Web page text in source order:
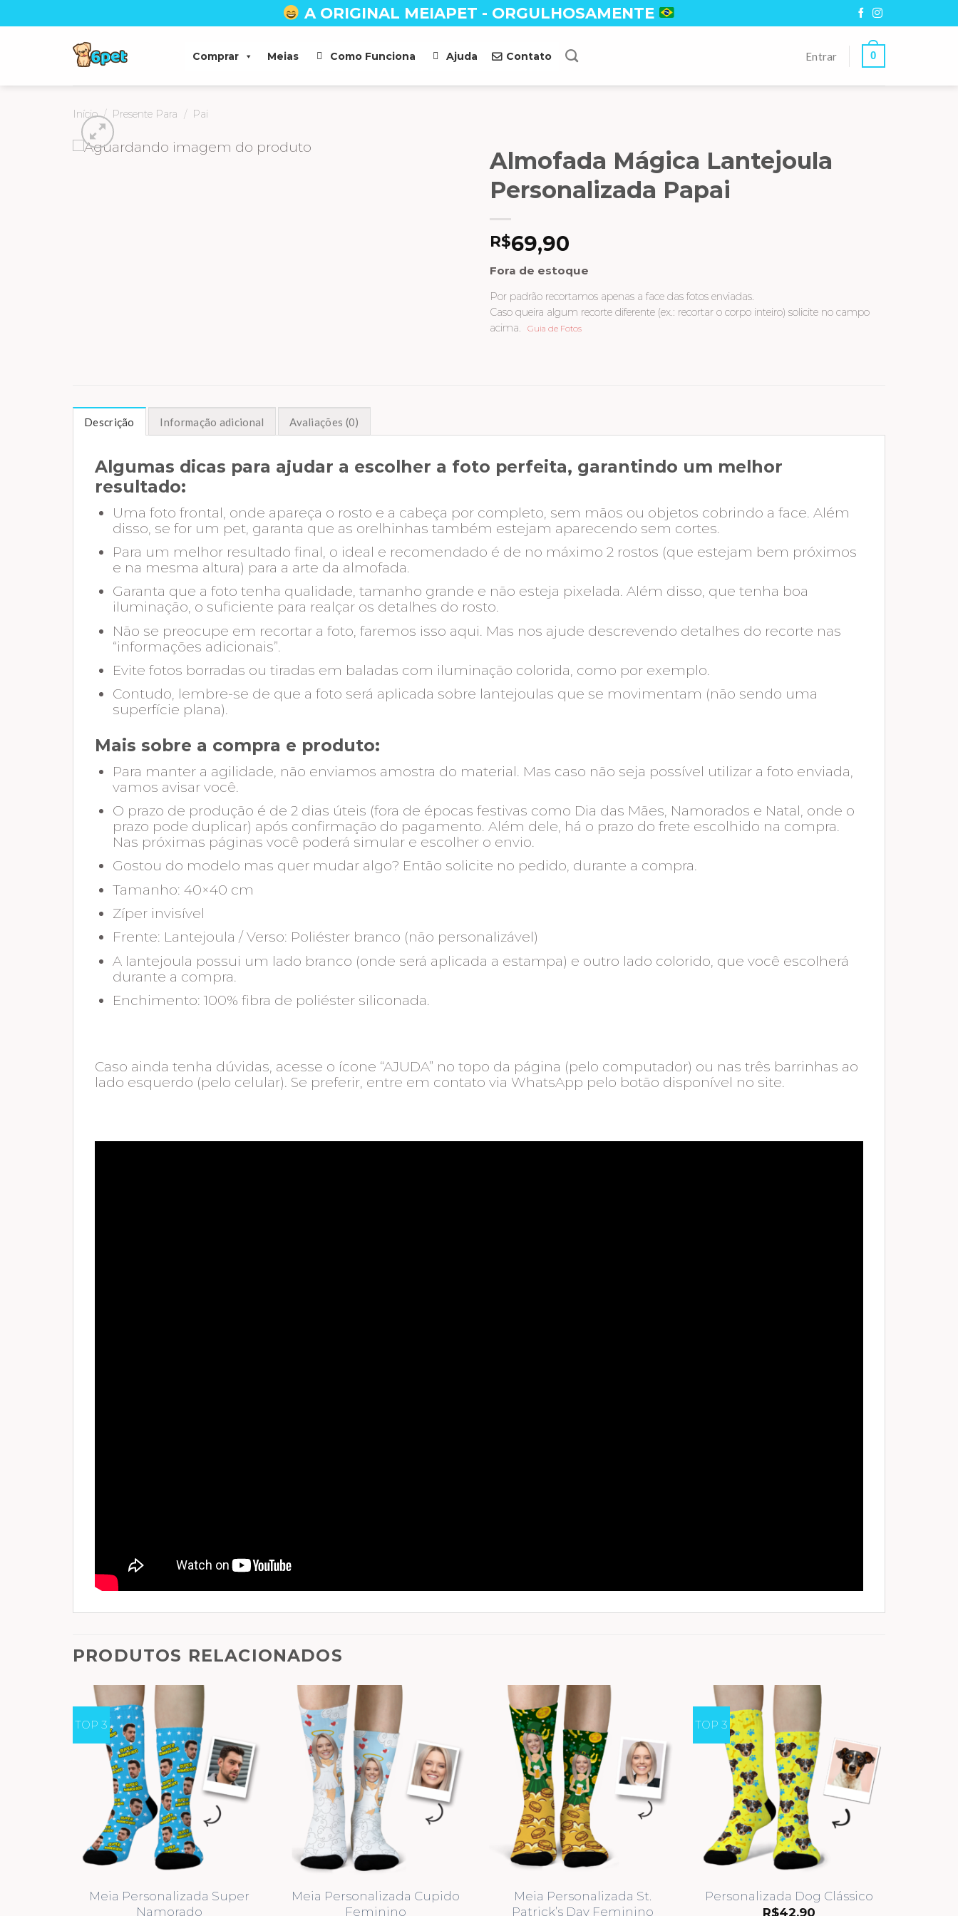
to
A ORIGINAL MEIAPET - ORGULHOSAMENTE
Comprar Meias Como Funciona Ajuda Contato Entrar 0
Início / Presente Para / Pai
Almofada Mágica Lantejoula
Personalizada Papai
R$69,90
Fora de estoque
Por padrão recortamos apenas a face das fotos enviadas.
Caso queira algum recorte diferente (ex.: recortar o corpo inteiro) solicite no campo
acima.
Guia de Fotos
Descrição Informação adicional Avaliações (0)
Algumas dicas para ajudar a escolher a foto perfeita, garantindo um melhor
resultado:
Uma foto frontal, onde apareça o rosto e a cabeça por completo, sem mãos ou objetos cobrindo a face. Além
disso, se for um pet, garanta que as orelhinhas também estejam aparecendo sem cortes.
Para um melhor resultado final, o ideal e recomendado é de no máximo 2 rostos (que estejam bem próximos
e na mesma altura) para a arte da almofada.
Garanta que a foto tenha qualidade, tamanho grande e não esteja pixelada. Além disso, que tenha boa
iluminação, o suficiente para realçar os detalhes do rosto.
Não se preocupe em recortar a foto, faremos isso aqui. Mas nos ajude descrevendo detalhes do recorte nas
“informações adicionais”.
Evite fotos borradas ou tiradas em baladas com iluminação colorida, como por exemplo.
Contudo, lembre-se de que a foto será aplicada sobre lantejoulas que se movimentam (não sendo uma
superfície plana).
Mais sobre a compra e produto:
Para manter a agilidade, não enviamos amostra do material. Mas caso não seja possível utilizar a foto enviada,
vamos avisar você.
O prazo de produção é de 2 dias úteis (fora de épocas festivas como Dia das Mães, Namorados e Natal, onde o
prazo pode duplicar) após confirmação do pagamento. Além dele, há o prazo do frete escolhido na compra.
Nas próximas páginas você poderá simular e escolher o envio.
Gostou do modelo mas quer mudar algo? Então solicite no pedido, durante a compra.
Tamanho: 40×40 cm
Zíper invisível
Frente: Lantejoula / Verso: Poliéster branco (não personalizável)
A lantejoula possui um lado branco (onde será aplicada a estampa) e outro lado colorido, que você escolherá
durante a compra.
Enchimento: 100% fibra de poliéster siliconada.
Caso ainda tenha dúvidas, acesse o ícone “AJUDA” no topo da página (pelo computador) ou nas três barrinhas ao
lado esquerdo (pelo celular). Se preferir, entre em contato via WhatsApp pelo botão disponível no site.
PRODUTOS RELACIONADOS
TOP 3
Meia Personalizada Super
Namorado
Meia Personalizada Cupido
Feminino
Meia Personalizada St.
Patrick’s Day Feminino
TOP 3
Personalizada Dog Clássico
R$42,90